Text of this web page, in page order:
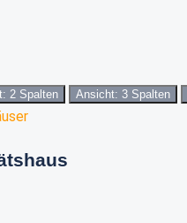
2 Spalten Ansicht: 3 Spalten